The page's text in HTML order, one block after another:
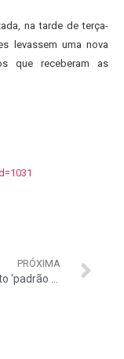
na tarde de terça-
levassem uma nova
que receberam as
PRÓXIMA